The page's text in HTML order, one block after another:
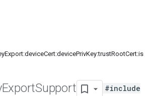
ExportSupport
#include